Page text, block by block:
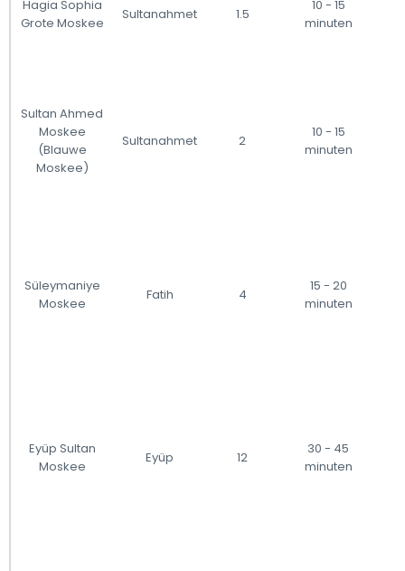
Hagia Sophia
Grote Moskee
Sultanahmet 1.5
10 - 15
minuten
Sultan Ahmed
Moskee
(Blauwe
Moskee)
Sultanahmet 2
10 - 15
minuten
Süleymaniye
Moskee
Fatih 4
15 - 20
minuten
Eyüp Sultan
Moskee
Eyüp 12
30 - 45
minuten